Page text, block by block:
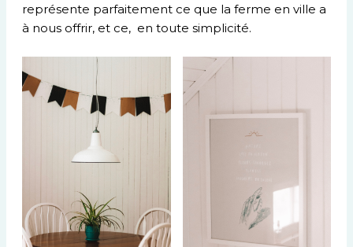
représente parfaitement ce que la ferme en ville a
à nous offrir, et ce, en toute simplicité.